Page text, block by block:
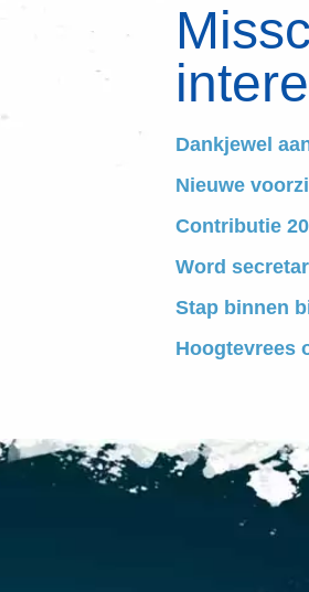
Dankjewel
Nieuwe
Contributie
Word
Stap binnen
Hoogtevrees